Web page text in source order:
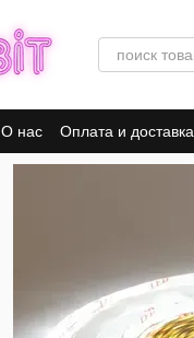
О нас Оплата и доставка